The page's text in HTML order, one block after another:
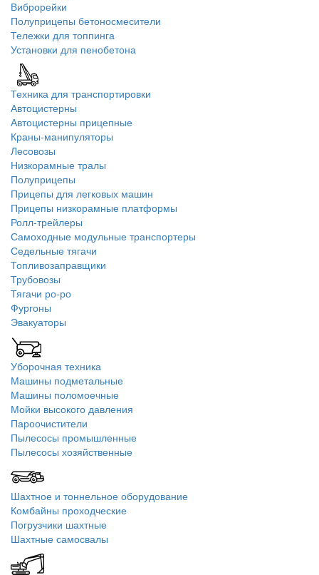
Виброрейки
Полуприцепы бетоносмесители
Тележки для топпинга
Установки для пенобетона
Техника для транспортировки
Автоцистерны
Автоцистерны прицепные
Краны-манипуляторы
Лесовозы
Низкорамные тралы
Полуприцепы
Прицепы для легковых машин
Прицепы низкорамные платформы
Ролл-трейлеры
Самоходные модульные транспортеры
Седельные тягачи
Топливозаправщики
Трубовозы
Тягачи ро-ро
Фургоны
Эвакуаторы
Уборочная техника
Машины подметальные
Машины поломоечные
Мойки высокого давления
Пароочистители
Пылесосы промышленные
Пылесосы хозяйственные
Шахтное и тоннельное оборудование
Комбайны проходческие
Погрузчики шахтные
Шахтные самосвалы